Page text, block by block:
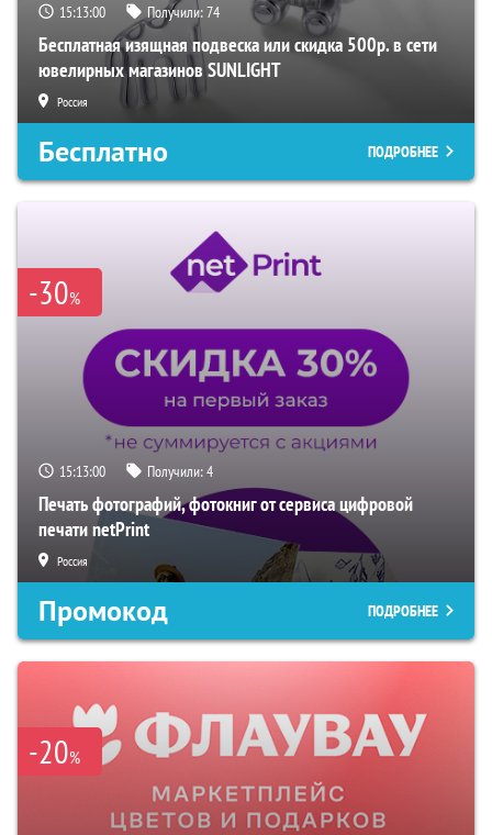
15:12:59 Получили:74
Бесплатная изящная подвеска или скидка 500р. в сети
ювелирных магазинов SUNLIGHT
Россия
Бесплатно ПОДРОБНЕЕ
-30%
15:12:59 Получили:4
Печать фотографий, фотокниг от сервиса цифровой
печати netPrint
Россия
Промокод ПОДРОБНЕЕ
-20%